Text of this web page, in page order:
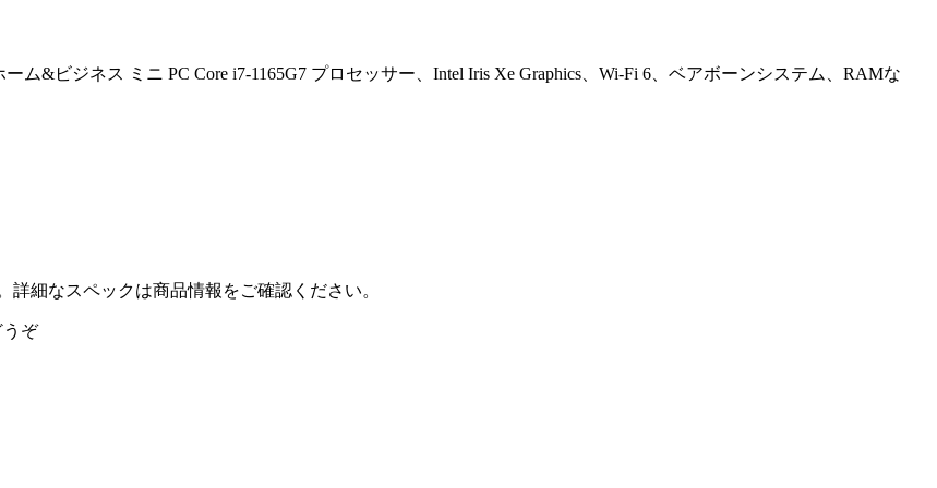
ム&ビジネス ミニ PC Core i7-1165G7 プロセッサー、Intel Iris Xe Graphics、Wi-Fi 6、ベアボーンシステム、RAMな
詳細なスペックは商品情報をご確認ください。
ぞ